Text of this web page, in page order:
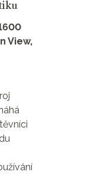
View,